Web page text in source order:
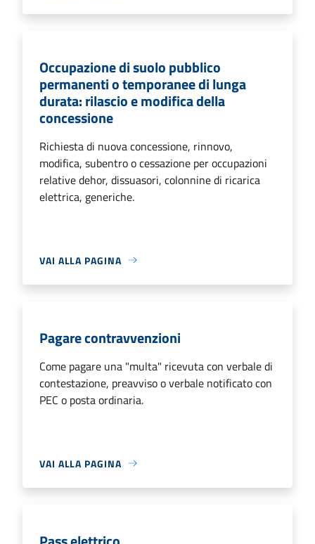
Occupazione di suolo pubblico
permanenti o temporanee di lunga
durata: rilascio e modifica della
concessione
Richiesta di nuova concessione, rinnovo,
modifica, subentro o cessazione per occupazioni
relative dehor, dissuasori, colonnine di ricarica
elettrica, generiche.
VAI ALLA PAGINA
Pagare contravvenzioni
Come pagare una "multa" ricevuta con verbale di
contestazione, preavviso o verbale notificato con
PEC o posta ordinaria.
VAI ALLA PAGINA